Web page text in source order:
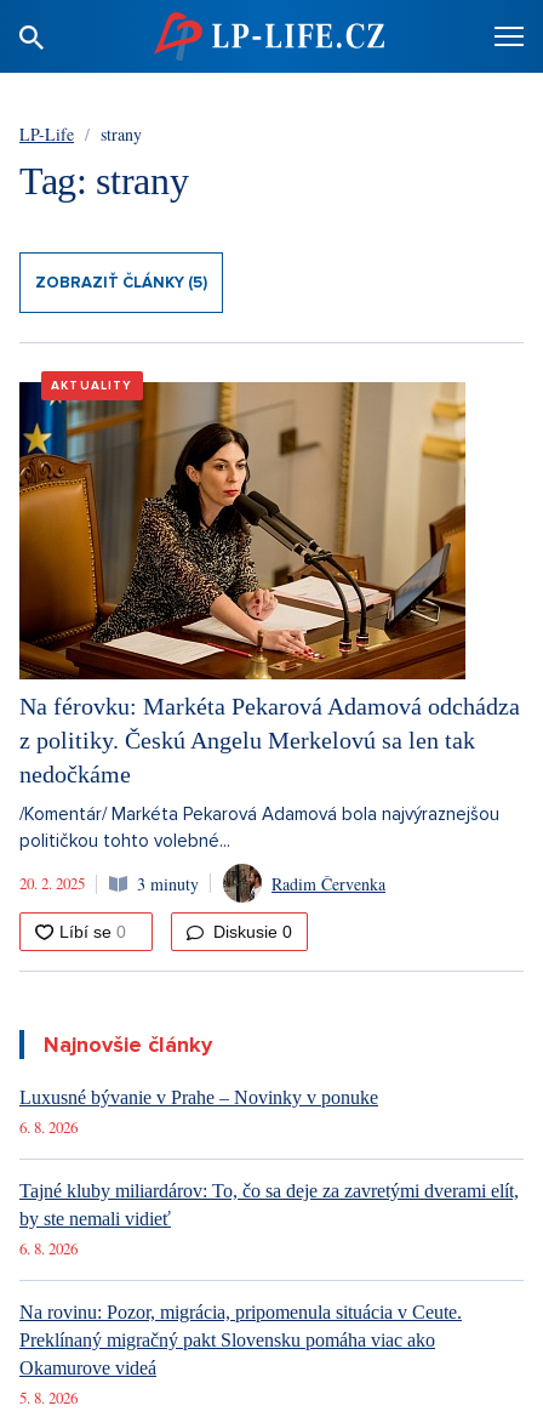
LP-Life / strany
Tag: strany
ZOBRAZIŤ ČLÁNKY (5)
AKTUALITY
Na férovku: Markéta Pekarová Adamová odchádza
z politiky. Českú Angelu Merkelovú sa len tak
nedočkáme
/Komentár/ Markéta Pekarová Adamová bola najvýraznejšou
političkou tohto volebné...
20. 2. 2025
3 minuty Radim Červenka
Diskusie 0
Najnovšie články
Luxusné bývanie v Prahe – Novinky v ponuke
6. 8. 2026
Tajné kluby miliardárov: To, čo sa deje za zavretými dverami elít,
by ste nemali vidieť
6. 8. 2026
Na rovinu: Pozor, migrácia, pripomenula situácia v Ceute.
Preklínaný migračný pakt Slovensku pomáha viac ako
Okamurove videá
5. 8. 2026